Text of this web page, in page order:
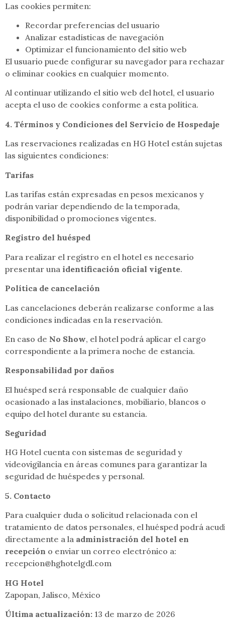
Las cookies permiten:
Recordar preferencias del usuario
Analizar estadísticas de navegación
Optimizar el funcionamiento del sitio web
El usuario puede configurar su navegador para rechazar
o eliminar cookies en cualquier momento.
Al continuar utilizando el sitio web del hotel, el usuario
acepta el uso de cookies conforme a esta política.
4. Términos y Condiciones del Servicio de Hospedaje
Las reservaciones realizadas en HG Hotel están sujetas
las siguientes condiciones:
Tarifas
Las tarifas están expresadas en pesos mexicanos y
podrán variar dependiendo de la temporada,
disponibilidad o promociones vigentes.
Registro del huésped
Para realizar el registro en el hotel es necesario
presentar una identificación oficial vigente.
Política de cancelación
Las cancelaciones deberán realizarse conforme a las
condiciones indicadas en la reservación.
En caso de No Show, el hotel podrá aplicar el cargo
correspondiente a la primera noche de estancia.
Responsabilidad por daños
El huésped será responsable de cualquier daño
ocasionado a las instalaciones, mobiliario, blancos o
equipo del hotel durante su estancia.
Seguridad
HG Hotel cuenta con sistemas de seguridad y
videovigilancia en áreas comunes para garantizar la
seguridad de huéspedes y personal.
5. Contacto
Para cualquier duda o solicitud relacionada con el
tratamiento de datos personales, el huésped podrá
directamente a la administración del hotel en
recepción o enviar un correo electrónico a:
recepcion@hghotelgdl.com
HG Hotel
Zapopan, Jalisco, México
Última actualización: 13 de marzo de 2026